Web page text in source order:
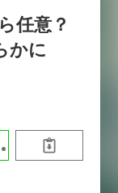
任意？
かに